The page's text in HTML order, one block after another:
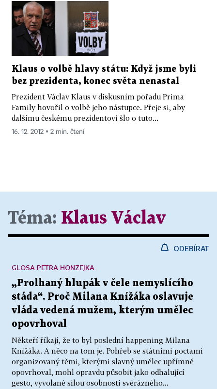
Klaus o volbě hlavy státu: Když jsme byli
bez prezidenta, konec světa nenastal
Prezident Václav Klaus v diskusním pořadu Prima
Family hovořil o volbě jeho nástupce. Přeje si, aby
dalšímu českému prezidentovi šlo o tuto...
16. 12. 2012 ▪ 2 min. čtení
Téma: Klaus Václav
ODEBÍRAT
„Prolhaný hlupák v čele nemyslícího
stáda“. Proč Milana Knížáka oslavuje
vláda vedená mužem, kterým umělec
opovrhoval
Někteří říkají, že to byl poslední happening Milana
Knížáka. A něco na tom je. Pohřeb se státními poctami
organizovaný těmi, kterými slavný umělec upřímně
opovrhoval, mohl opravdu působit jako odhalující
gesto, vyvolané silou osobnosti svérázného...
GLOSA PETRA HONZEJKA